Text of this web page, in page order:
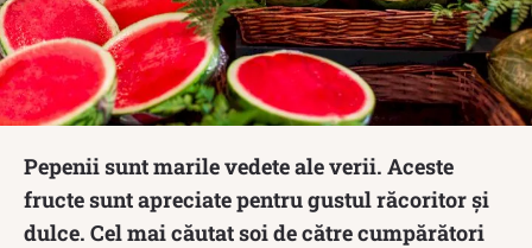
Pepenii sunt marile vedete ale verii. Aceste
fructe sunt apreciate pentru gustul răcoritor și
dulce. Cel mai căutat soi de către cumpărători